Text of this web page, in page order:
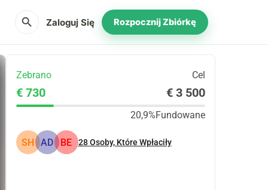
search Zaloguj Się Rozpocznij Zbiórkę
Zebrano Cel
€ 730 € 3 500
20,9%Fundowane
SH AD BE 28Osoby, Które Wpłaciły